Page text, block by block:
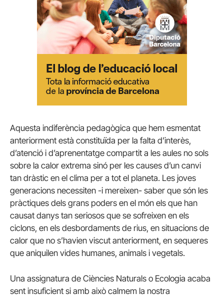
Aquesta indiferència pedagògica que hem esmentat
anteriorment està constituïda per la falta d’interès,
d’atenció i d’aprenentatge compartit a les aules no sols
sobre la calor extrema sinó per les causes d’un canvi
tan dràstic en el clima per a tot el planeta. Les joves
generacions necessiten -i mereixen- saber que són les
pràctiques dels grans poders en el món els que han
causat danys tan seriosos que se sofreixen en els
ciclons, en els desbordaments de rius, en situacions de
calor que no s’havien viscut anteriorment, en sequeres
que aniquilen vides humanes, animals i vegetals.
Una assignatura de Ciències Naturals o Ecologia acaba
sent insuficient si amb això calmem la nostra